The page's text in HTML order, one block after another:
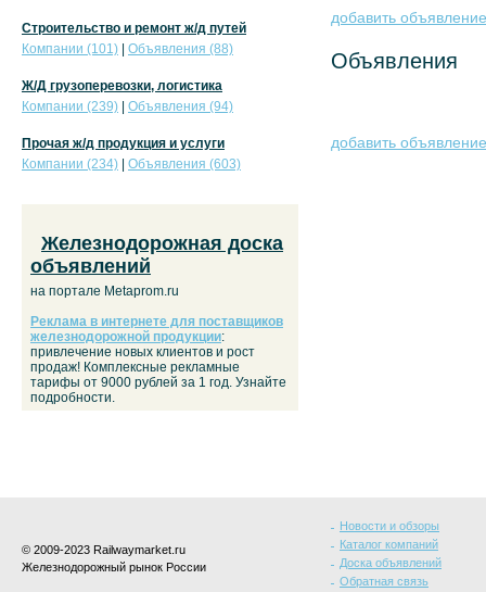
добавить объявление
Объявления
добавить объявление
Строительство и ремонт ж/д путей
Компании (101)
Объявления (88)
Ж/Д грузоперевозки, логистика
Компании (239)
Объявления (94)
Прочая ж/д продукция и услуги
Компании (234)
Объявления (603)
Железнодорожная доска
объявлений
на портале Metaprom.ru
Реклама в интернете для поставщиков
железнодорожной продукции:
привлечение новых клиентов и рост
продаж! Комплексные рекламные
тарифы от 9000 рублей за 1 год. Узнайте
подробности.
© 2009-2023 Railwaymarket.ru
Железнодорожный рынок России
Новости и обзоры
Каталог компаний
Доска объявлений
Обратная связь